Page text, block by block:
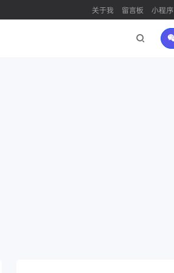
关于我 留言板 小程序